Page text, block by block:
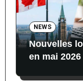
NEWS
Nouvelles
en mai